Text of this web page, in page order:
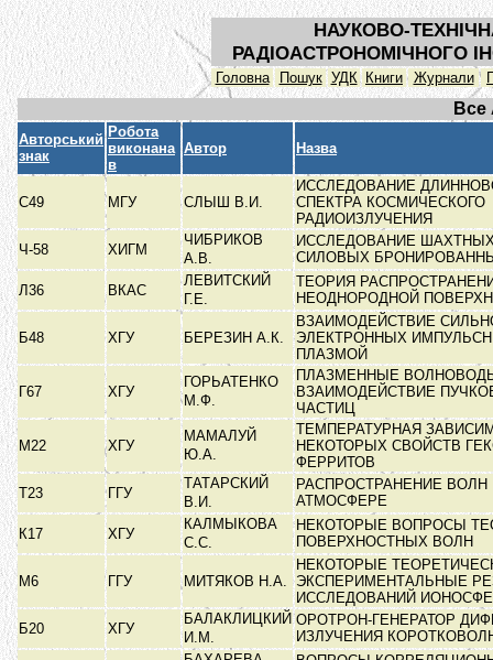
НАУКОВО-
РАДІОАСТРОНОМІЧНОГО
Головна Пошук УДК Книги Журнали
Все
Авторський
знак
Робота
виконана
в
Автор Назва
С49 МГУ СЛЫШ В.И.
ИССЛЕДОВАНИЕ
СПЕКТРА КОСМИЧЕСКОГО
РАДИОИЗЛУЧЕНИЯ
Ч-58
ХИГМ
ЧИБРИКОВ
А.В.
ИССЛЕДОВАНИЕ
СИЛОВЫХ
Л36
ВКАС
ЛЕВИТСКИЙ
Г.Е.
ТЕОРИЯ
НЕОДНОРОДНОЙ
Б48 ХГУ БЕРЕЗИН А.К.
ВЗАИМОДЕЙСТВИЕ
ЭЛЕКТРОННЫХ
ПЛАЗМОЙ
Г67 ХГУ
ГОРЬАТЕНКО
М.Ф.
ПЛАЗМЕННЫЕ
ВЗАИМОДЕЙСТВИЕ
ЧАСТИЦ
М22 ХГУ
МАМАЛУЙ
Ю.А.
ТЕМПЕРАТУРНАЯ
НЕКОТОРЫХ СВОЙСТВ
ФЕРРИТОВ
Т23
ГГУ
ТАТАРСКИЙ
В.И.
РАСПРОСТРАНЕНИЕ ВОЛН
АТМОСФЕРЕ
К17
ХГУ
КАЛМЫКОВА
С.С.
НЕКОТОРЫЕ ВОПРОСЫ
ПОВЕРХНОСТНЫХ ВОЛН
М6 ГГУ МИТЯКОВ Н.А.
НЕКОТОРЫЕ
ЭКСПЕРИМЕНТАЛЬНЫЕ
ИССЛЕДОВАНИЙ
Б20
ХГУ
БАЛАКЛИЦКИЙ
И.М.
ОРОТРОН-ГЕНЕРАТОР
ИЗЛУЧЕНИЯ